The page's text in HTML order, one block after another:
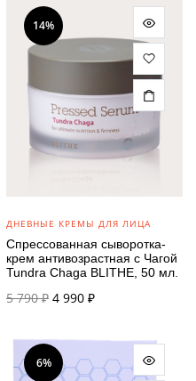
14%
ДНЕВНЫЕ КРЕМЫ ДЛЯ ЛИЦА
Спрессованная сыворотка-
крем антивозрастная с Чагой
Tundra Chaga BLITHE, 50 мл.
5 790₽ Первоначальная
5 790 ₽.
4 990 ₽Текущая
6%